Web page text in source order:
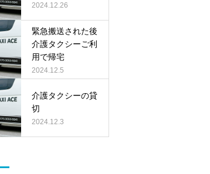
2024.12.26
緊急搬送された後
介護タクシーご利
用で帰宅
2024.12.5
介護タクシーの貸
切
2024.12.3